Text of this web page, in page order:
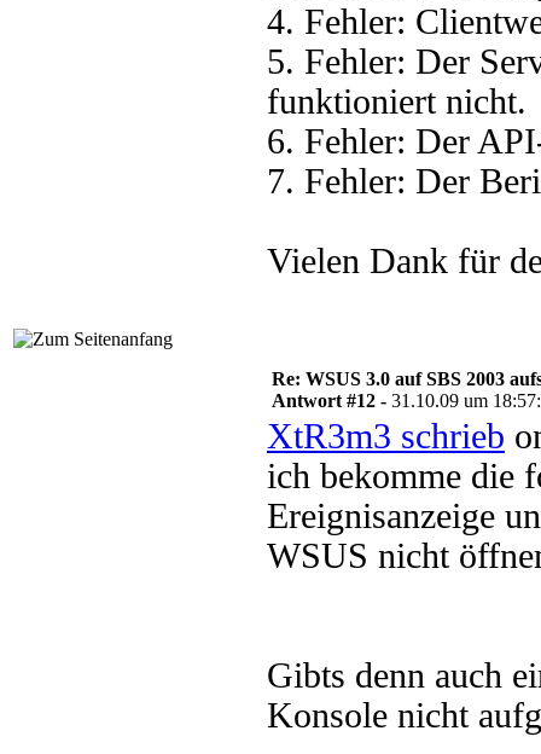
4. Fehler:
5. Fehler: Der
funktioniert nicht.
6. Fehler: Der
7. Fehler: Der
Vielen Dank für
Re: WSUS 3.0 auf SBS 2003
Antwort #12 - 31.10.09 um
XtR3m3 schrieb
ich bekomme die
Ereignisanzeige
WSUS nicht
Gibts denn auch
Konsole nicht